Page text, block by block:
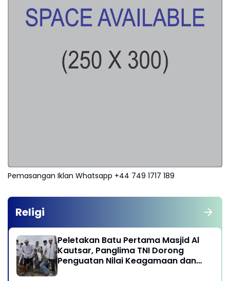
Pemasangan Iklan Whatsapp +44 749 1717 189
Religi
Peletakan Batu Pertama Masjid Al
Kautsar, Panglima TNI Dorong
Penguatan Nilai Keagamaan dan